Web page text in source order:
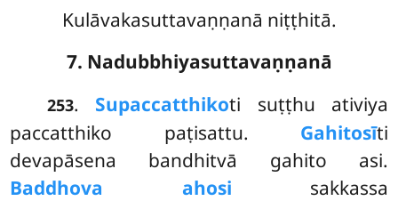
Kulāvakasuttavaṇṇanā niṭṭhitā.
7. Nadubbhiyasuttavaṇṇanā
253. Supaccatthikoti suṭṭhu ativiya
paccatthiko paṭisattu. Gahitosīti
devapāsena bandhitvā gahito asi.
Baddhova ahosi sakkassa